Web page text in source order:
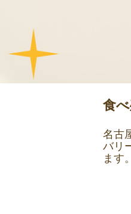
食
名古
バリ
ます。